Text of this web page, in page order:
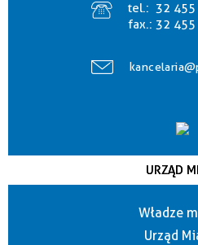
tel.: 32
fax.: 32
URZĄD
Władze
Urząd